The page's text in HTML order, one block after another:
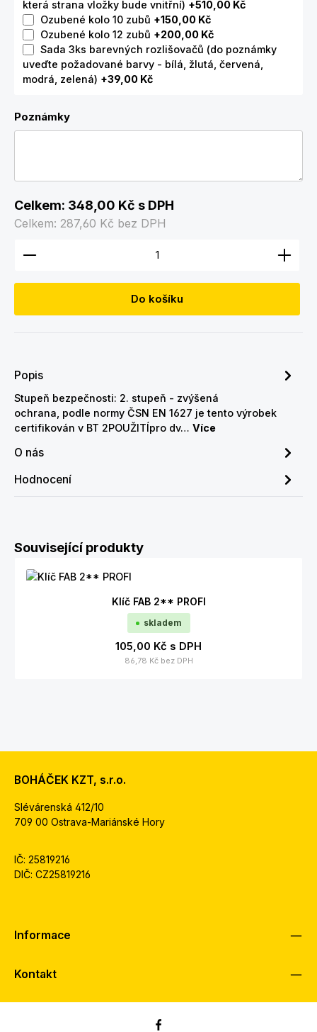
která strana vložky bude vnitřní) +510,00 Kč
Ozubené kolo 10 zubů +150,00 Kč
Ozubené kolo 12 zubů +200,00 Kč
Sada 3ks barevných rozlišovačů (do poznámky
uveďte požadované barvy - bílá, žlutá, červená,
modrá, zelená) +39,00 Kč
Poznámky
Celkem: 348,00 Kč s DPH
Celkem: 287,60 Kč bez DPH
Množství produktu: Zadejte požadované
Do košíku
Popis
Stupeň bezpečnosti: 2. stupeň - zvýšená
ochrana, podle normy ČSN EN 1627 je tento výrobek
certifikován v BT 2POUŽITÍpro dv… Více
O nás
Hodnocení
Přeskočit galerii produktů
Související produkty
Klíč FAB 2** PROFI
skladem
105,00 Kč s DPH
86,78 Kč bez DPH
BOHÁČEK KZT, s.r.o.
Slévárenská 412/10
709 00 Ostrava-Mariánské Hory
IČ: 25819216
DIČ: CZ25819216
Informace
Kontakt